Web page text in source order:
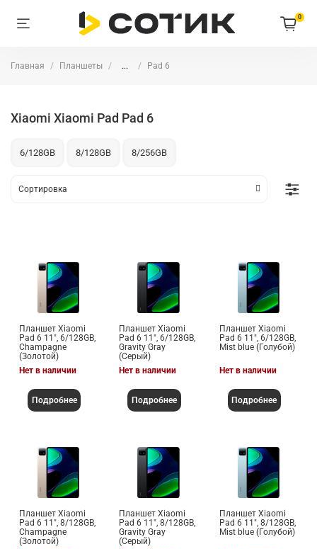
0
Главная Планшеты ... Pad 6
Xiaomi Xiaomi Pad Pad 6
6/128GB 8/128GB 8/256GB
Планшет Xiaomi
Pad 6 11", 6/128GB,
Champagne
(Золотой)
Нет в наличии
Подробнее
Планшет Xiaomi
Pad 6 11", 6/128GB,
Gravity Gray
(Серый)
Нет в наличии
Подробнее
Планшет Xiaomi
Pad 6 11", 6/128GB,
Mist blue (Голубой)
Нет в наличии
Подробнее
Планшет Xiaomi
Pad 6 11", 8/128GB,
Champagne
(Золотой)
Планшет Xiaomi
Pad 6 11", 8/128GB,
Gravity Gray
(Серый)
Планшет Xiaomi
Pad 6 11", 8/128GB,
Mist blue (Голубой)